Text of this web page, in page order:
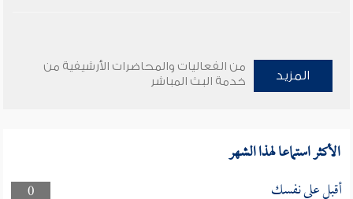
المزيد
من الفعاليات والمحاضرات الأرشيفية من
خدمة البث المباشر
الأكثر استماعا لهذا الشهر
0 أقبل على نفسك